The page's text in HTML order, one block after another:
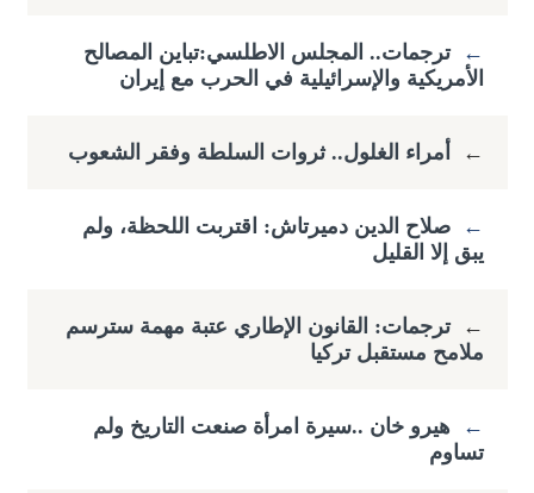
← ترجمات.. المجلس الاطلسي:تباين المصالح
الأمريكية والإسرائيلية في الحرب مع إيران
← أمراء الغلول.. ثروات السلطة وفقر الشعوب
←
صلاح الدين دميرتاش: اقتربت اللحظة، ولم
يبق إلا القليل
← ترجمات: القانون الإطاري عتبة مهمة سترسم
ملامح مستقبل تركيا
←
هيرو خان ..سيرة امرأة صنعت التاريخ ولم
تساوم